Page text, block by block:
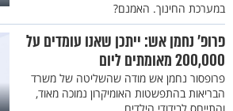
במערכת החינוך. האמנם?
פרופ' נחמן אש: ייתכן שאנו עומדים על
200,000 מאומתים ליום
פרופסור נחמן אש מודה שהשליטה של משרד
הבריאות בהתפשטות האומיקרון נמוכה מאוד,